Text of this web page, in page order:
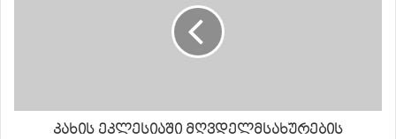
კახის ეკლესიაში მღვდელმსახურების